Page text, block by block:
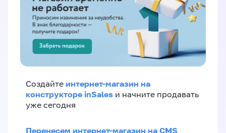
Создайте интернет-магазин на
конструкторе inSales и начните продавать
уже сегодня
Перенесем интернет-магазин на CMS